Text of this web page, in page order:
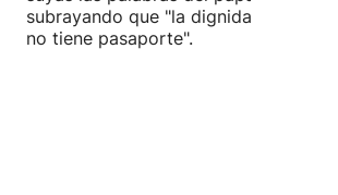
subrayando que "la dignidad humana
no tiene pasaporte".